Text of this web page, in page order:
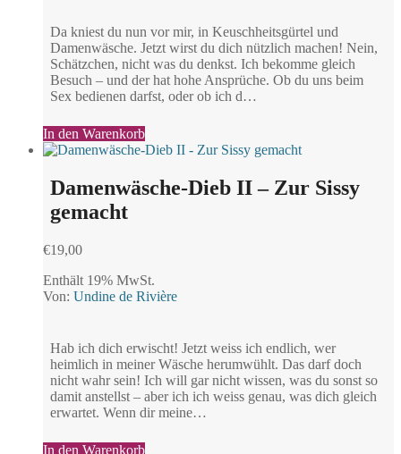
Da kniest du nun vor mir, in Keuschheitsgürtel und
Damenwäsche. Jetzt wirst du dich nützlich machen! Nein,
Schätzchen, nicht was du denkst. Ich bekomme gleich
Besuch – und der hat hohe Ansprüche. Ob du uns beim
Sex bedienen darfst, oder ob ich d…
In den Warenkorb
Damenwäsche-Dieb II – Zur Sissy
gemacht
€19,00
Enthält 19% MwSt.
Von: Undine de Rivière
Hab ich dich erwischt! Jetzt weiss ich endlich, wer
heimlich in meiner Wäsche herumwühlt. Das darf doch
nicht wahr sein! Ich will gar nicht wissen, was du sonst so
damit anstellst – aber ich ich weiss genau, was dich gleich
erwartet. Wenn dir meine…
In den Warenkorb